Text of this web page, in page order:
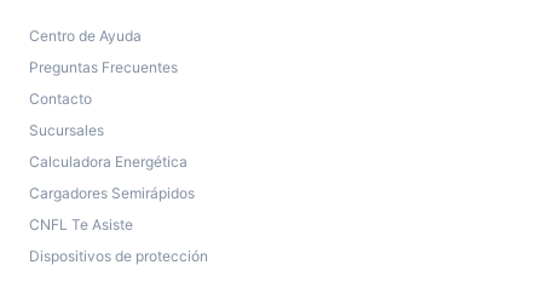
Centro de Ayuda
Preguntas Frecuentes
Contacto
Sucursales
Calculadora Energética
Cargadores Semirápidos
CNFL Te Asiste
Dispositivos de protección